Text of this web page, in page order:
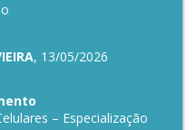
, 13/05/2026
– Especialização